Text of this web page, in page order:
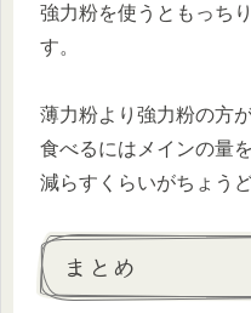
強力粉を使うともっち
す。
薄力粉より強力粉の方
食べるにはメインの量を
減らすくらいがちょう
まとめ